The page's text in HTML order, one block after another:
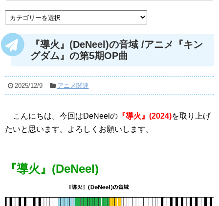
『導火』(DeNeel)の音域 /アニメ『キン
グダム』の第5期OP曲
2025/12/9 アニメ関連
こんにちは。今回はDeNeelの 『導火』(2024)を取り上げ
たいと思います。よろしくお願いします。
『導火』(DeNeel)